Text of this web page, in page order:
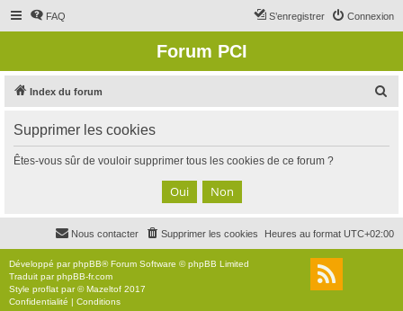
FAQ Connexion
S’enregistrer
Forum PCI
Index du forum
c
Supprimer les cookies
Êtes-vous sûr de vouloir supprimer tous les cookies de ce forum ?
Heures au format UTC+02:00
Supprimer les cookies
Nous contacter
Développé parphpBB® Forum Software © phpBB Limited
Traduit parphpBB-fr.com
Style proflat par ©Mazeltof 2017
Confidentialité | Conditions